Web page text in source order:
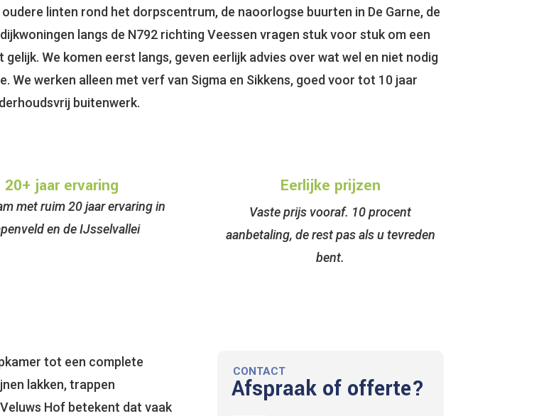
linten rond het dorpscentrum, de naoorlogse buurten in De Garne, de
langs de N792 richting Veessen vragen stuk voor stuk om een
We komen eerst langs, geven eerlijk advies over wat wel en niet nodig
We werken alleen met verf van Sigma en Sikkens, goed voor tot 10 jaar
buitenwerk.
20+ jaar ervaring
met ruim 20 jaar ervaring in
en de IJsselvallei
Eerlijke prijzen
Vaste prijs vooraf. 10 procent
aanbetaling, de rest pas als u tevreden
bent.
tot een complete
lakken, trappen
Hof betekent dat vaak
CONTACT
Afspraak of offerte?